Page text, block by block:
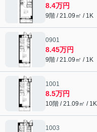
8.4万円
9階 / 21.09㎡ / 1K
0901
8.45万円
9階 / 21.09㎡ / 1K
1001
8.5万円
10階 / 21.09㎡ / 1K
1003